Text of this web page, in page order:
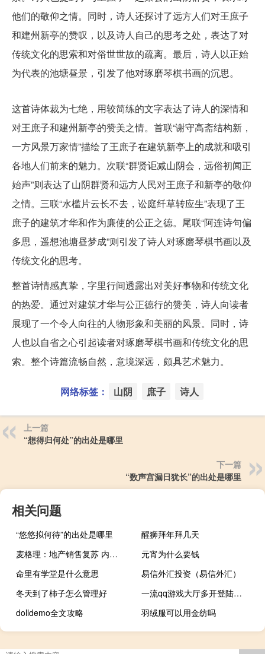
他们的敬仰之情。同时，诗人还探讨了远方人们对王庶子
和建州新亭的赞叹，以及诗人自己的思考之处，表达了对
传统文化的思索和对俗世世故的疏离。最后，诗人以正始
为代表的池塘昼景，引发了他对琢磨琴棋书画的沉思。
这首诗体裁为七绝，用较简练的文字表达了诗人的深情和
对王庶子和建州新亭的赞美之情。首联“谢守高斋结构新，
一方风景万家情”描绘了王庶子在建筑新亭上的成就和吸引
各地人们前来的魅力。次联“群贤讵减山阴会，远俗初闻正
始声”则表达了山阴群贤和远方人民对王庶子和新亭的敬仰
之情。三联“水槛片云长不去，讼庭纤草转应生”表现了王
庶子的建筑才华和作为廉使的公正之德。尾联“阿连诗句偏
多思，遥想池塘昼梦成”则引发了诗人对琢磨琴棋书画以及
传统文化的思考。
整首诗情感真挚，字里行间透露出对美好事物和传统文化
的热爱。通过对建筑才华与公正德行的赞美，诗人向读者
展现了一个令人向往的人物形象和美丽的风景。同时，诗
人也以自省之心引起读者对琢磨琴棋书画和传统文化的思
索。整个诗篇流畅自然，意境深远，颇具艺术魅力。
网络标签： 山阴 庶子 诗人
上一篇
“想得归何处”的出处是哪里
下一篇
“数声宫漏日犹长”的出处是哪里
相关问题
“悠悠拟何待”的出处是哪里
醒狮拜年拜几天
麦格理：地产销售复苏 内房首推龙湖(00960)世房(00813)金茂(00817)
元宵为什么要钱
命里有学堂是什么意思
易信外汇投资（易信外汇）
冬天到了柿子怎么管理好
一流qq游戏大厅多开登陆器 V3.13 绿色免费版（一流qq游戏大厅多开登陆器 V3.13 绿色免费版功能简介）
dolldemo全文攻略
羽绒服可以用金纺吗